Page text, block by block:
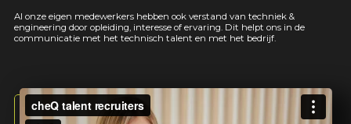
Al onze eigen medewerkers hebben ook verstand van techniek &
engineering door opleiding, interesse of ervaring. Dit helpt ons in de
communicatie met het technisch talent en met het bedrijf.